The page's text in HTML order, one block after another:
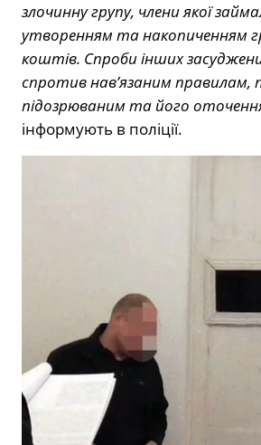
злочинну групу, члени якої
утворенням та накопиченням
коштів. Спроби інших
спротив нав’язаним правилам,
підозрюваним та його
інформують в поліції.